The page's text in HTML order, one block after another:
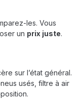
les. Vous
un prix juste.
sur l’état général.
usés, filtre à air